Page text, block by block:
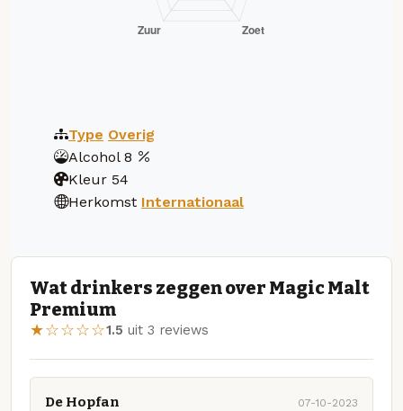
Type Overig
Alcohol 8
Kleur 54
Herkomst Internationaal
Wat drinkers zeggen over Magic Malt
Premium
★☆☆☆☆1.5 uit 3 reviews
De Hopfan 07-10-2023